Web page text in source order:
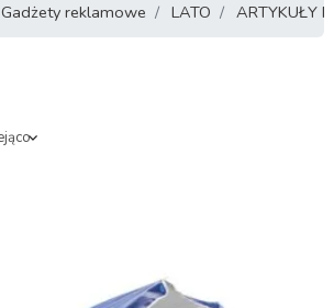
Gadżety reklamowe LATO ARTYKUŁY